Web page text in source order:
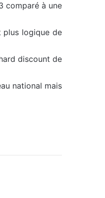
comparé à une
plus logique de
discount de
national mais